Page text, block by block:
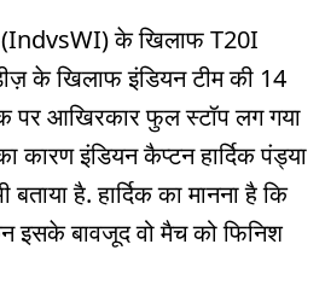
(IndvsWI) के खिलाफ T20I
के खिलाफ इंडियन टीम की 14
पर आखिरकार फुल स्टॉप लग गया
कारण इंडियन कैप्टन हार्दिक पंड्या
है. हार्दिक का मानना है कि
इसके बावजूद वो मैच को फिनिश